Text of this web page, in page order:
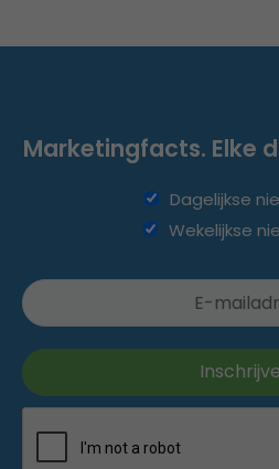
Marketingfacts. Elke
Dagelijkse
Wekelijkse